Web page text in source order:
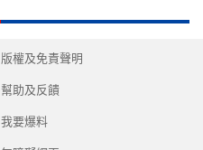
版權及免責聲明
幫助及反饋
我要爆料